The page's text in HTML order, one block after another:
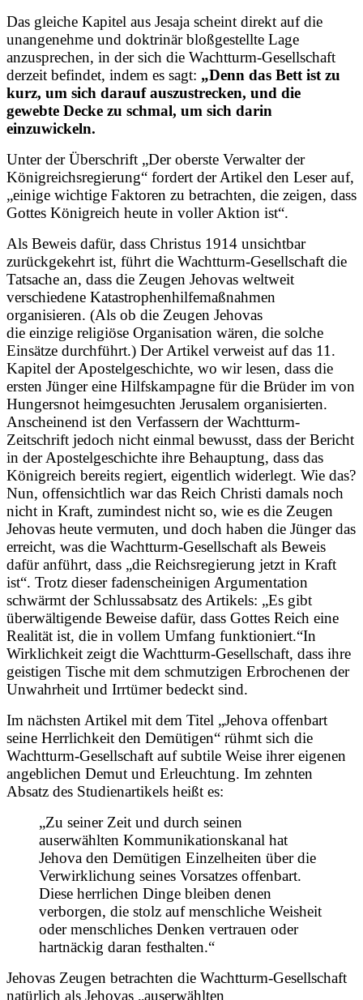
Das gleiche Kapitel aus Jesaja scheint direkt auf die
unangenehme und doktrinär bloßgestellte Lage
anzusprechen, in der sich die Wachtturm-Gesellschaft
derzeit befindet, indem es sagt: „Denn das Bett ist zu
kurz, um sich darauf auszustrecken, und die
gewebte Decke zu schmal, um sich darin
einzuwickeln.
Unter der Überschrift „Der oberste Verwalter der
Königreichsregierung“ fordert der Artikel den Leser auf,
„einige wichtige Faktoren zu betrachten, die zeigen, dass
Gottes Königreich heute in voller Aktion ist“.
Als Beweis dafür, dass Christus 1914 unsichtbar
zurückgekehrt ist, führt die Wachtturm-Gesellschaft die
Tatsache an, dass die Zeugen Jehovas weltweit
verschiedene Katastrophenhilfemaßnahmen
organisieren. (Als ob die Zeugen Jehovas
die einzige religiöse Organisation wären, die solche
Einsätze durchführt.) Der Artikel verweist auf das 11.
Kapitel der Apostelgeschichte, wo wir lesen, dass die
ersten Jünger eine Hilfskampagne für die Brüder im von
Hungersnot heimgesuchten Jerusalem organisierten.
Anscheinend ist den Verfassern der Wachtturm-
Zeitschrift jedoch nicht einmal bewusst, dass der Bericht
in der Apostelgeschichte ihre Behauptung, dass das
Königreich bereits regiert, eigentlich widerlegt. Wie das?
Nun, offensichtlich war das Reich Christi damals noch
nicht in Kraft, zumindest nicht so, wie es die Zeugen
Jehovas heute vermuten, und doch haben die Jünger das
erreicht, was die Wachtturm-Gesellschaft als Beweis
dafür anführt, dass „die Reichsregierung jetzt in Kraft
ist“. Trotz dieser fadenscheinigen Argumentation
schwärmt der Schlussabsatz des Artikels: „Es gibt
überwältigende Beweise dafür, dass Gottes Reich eine
Realität ist, die in vollem Umfang funktioniert.“In
Wirklichkeit zeigt die Wachtturm-Gesellschaft, dass ihre
geistigen Tische mit dem schmutzigen Erbrochenen der
Unwahrheit und Irrtümer bedeckt sind.
Im nächsten Artikel mit dem Titel „Jehova offenbart
seine Herrlichkeit den Demütigen“ rühmt sich die
Wachtturm-Gesellschaft auf subtile Weise ihrer eigenen
angeblichen Demut und Erleuchtung. Im zehnten
Absatz des Studienartikels heißt es:
„Zu seiner Zeit und durch seinen
auserwählten Kommunikationskanal hat
Jehova den Demütigen Einzelheiten über die
Verwirklichung seines Vorsatzes offenbart.
Diese herrlichen Dinge bleiben denen
verborgen, die stolz auf menschliche Weisheit
oder menschliches Denken vertrauen oder
hartnäckig daran festhalten.“
Jehovas Zeugen betrachten die Wachtturm-Gesellschaft
natürlich als Jehovas „auserwählten